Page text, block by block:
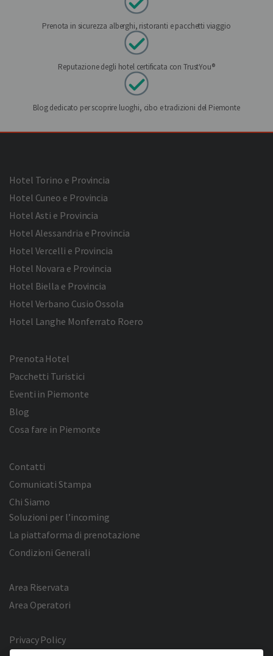
Prenota in sicurezza alberghi, ristoranti e pacchetti viaggio
Reputazione degli hotel certificata con TrustYou®
Blog dedicato per scoprire luoghi, cibo e tradizioni del Piemonte
Hotel Torino e Provincia
Hotel Cuneo e Provincia
Hotel Asti e Provincia
Hotel Alessandria e Provincia
Hotel Vercelli e Provincia
Hotel Novara e Provincia
Hotel Biella e Provincia
Hotel Verbano Cusio Ossola
Hotel Langhe Monferrato Roero
Prenota Hotel
Pacchetti Turistici
Eventi in Piemonte
Blog
Cosa fare in Piemonte
Contatti
Comunicati Stampa
Chi Siamo
Soluzioni per l’incoming
La piattaforma di prenotazione
Condizioni Generali
Area Riservata
Area Operatori
Privacy Policy